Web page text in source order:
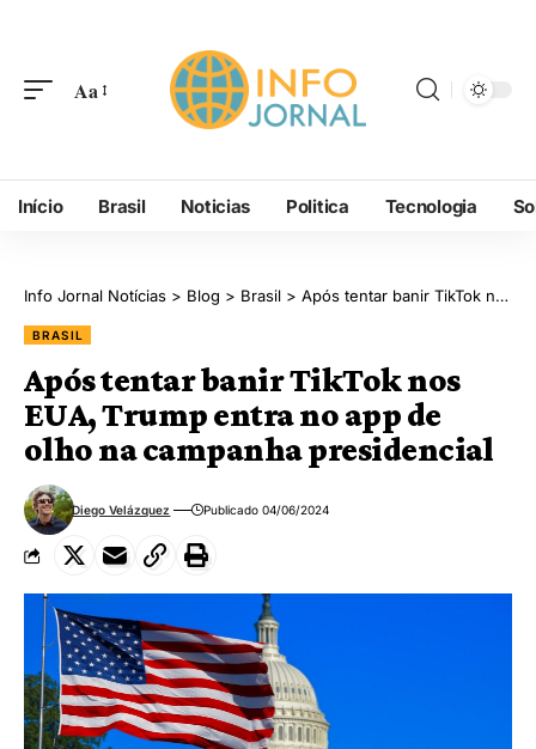
Aa
Início Brasil Noticias Politica Tecnologia
Info Jornal Notícias > Blog > Brasil > Após tentar banir TikTok nos EUA, Trump entra no app de olho na campanha presidencial
BRASIL
Após tentar banir TikTok nos
EUA, Trump entra no app de
olho na campanha presidencial
Diego Velázquez Publicado 04/06/2024